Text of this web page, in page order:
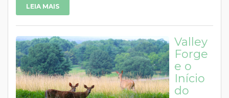
LEIA MAIS
Valley
Forge
e o
Início
do